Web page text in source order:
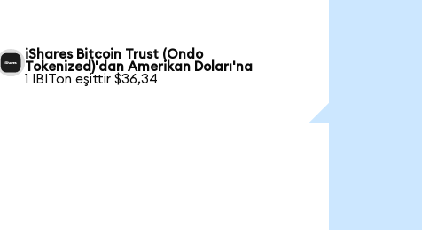
iShares Bitcoin Trust (Ondo
Tokenized)'dan Amerikan Doları'na
1 IBITon eşittir $36,34